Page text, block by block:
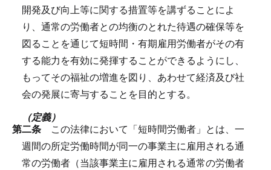
開発及び向上等に関する措置等を講ずることによ
り、通常の労働者との均衡のとれた待遇の確保等を
図ることを通じて短時間・有期雇用労働者がその有
する能力を有効に発揮することができるようにし、
もってその福祉の増進を図り、あわせて経済及び社
会の発展に寄与することを目的とする。
（定義）
第二条 この法律において「短時間労働者」とは、一
週間の所定労働時間が同一の事業主に雇用される通
常の労働者（当該事業主に雇用される通常の労働者